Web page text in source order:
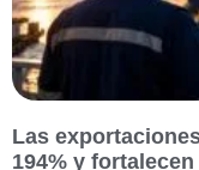
Las
194% y